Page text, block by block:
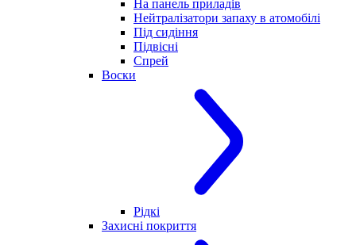
На панель приладів
Нейтралізатори запаху в атомобілі
Під сидіння
Підвісні
Спрей
Воски
Рідкі
Захисні покриття